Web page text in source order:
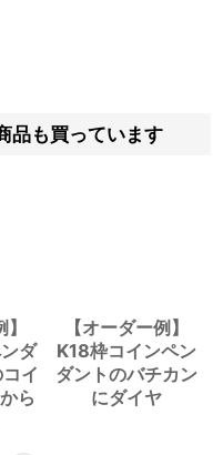
品も買っています
ダ
イ
ら
【オーダー例】
K18枠コインペン
ダントのバチカン
にダイヤ